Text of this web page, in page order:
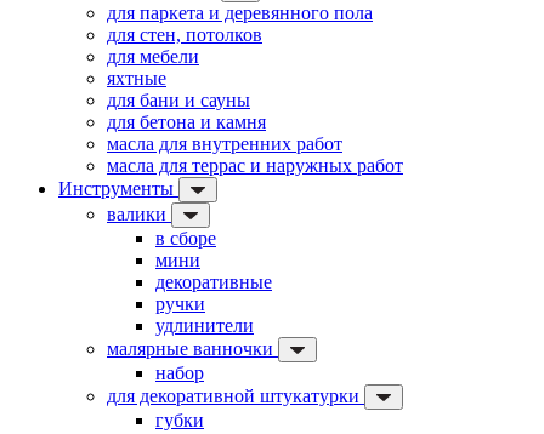
для паркета и деревянного пола
для стен, потолков
для мебели
яхтные
для бани и сауны
для бетона и камня
масла для внутренних работ
масла для террас и наружных работ
Инструменты
валики
в сборе
мини
декоративные
ручки
удлинители
малярные ванночки
набор
для декоративной штукатурки
губки